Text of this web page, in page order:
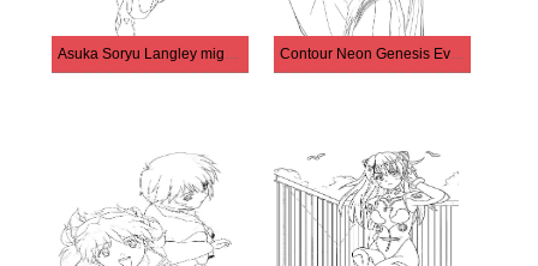
Asuka Soryu Langley mignonne Contour Neon Genesis Evangelion imprimable